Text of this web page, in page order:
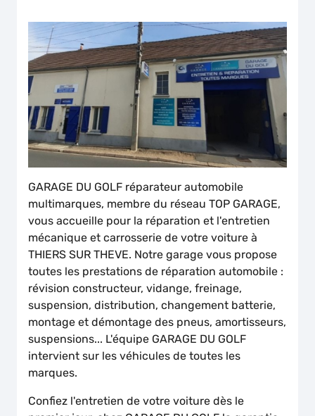
GARAGE DU GOLF réparateur automobile
multimarques, membre du réseau TOP GARAGE,
vous accueille pour la réparation et l'entretien
mécanique et carrosserie de votre voiture à
THIERS SUR THEVE. Notre garage vous propose
toutes les prestations de réparation automobile :
révision constructeur, vidange, freinage,
suspension, distribution, changement batterie,
montage et démontage des pneus, amortisseurs,
suspensions... L'équipe GARAGE DU GOLF
intervient sur les véhicules de toutes les
marques.
Confiez l'entretien de votre voiture dès le